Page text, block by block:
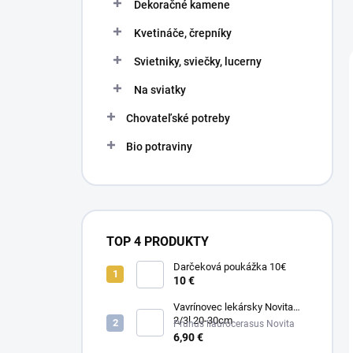
Dekoračné kamene
Kvetináče, črepníky
Svietniky, sviečky, lucerny
Na sviatky
Chovateľské potreby
Bio potraviny
TOP 4 PRODUKTY
Darčeková poukážka 10€
10 €
Vavrínovec lekársky Novita
2/3l 20-30cm
Prunus llaurocerasus Novita
6,90 €